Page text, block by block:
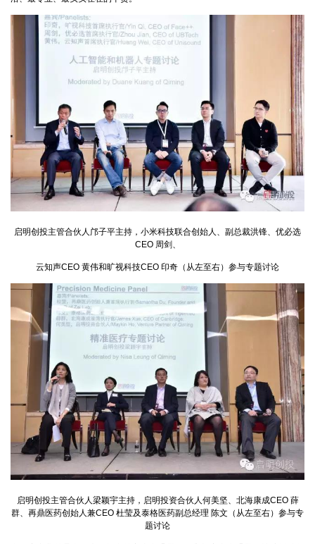
启明创投主管合伙人邝子平主持，小米科技联合创始人、副总裁洪锋、优必选
CEO 周剑、
云知声CEO 黄伟和旷视科技CEO 印奇（从左至右）参与专题讨论
启明创投主管合伙人梁颖宇主持，启明投资合伙人何美坚、北海康成CEO 薛
群、再鼎医药创始人兼CEO 杜莹及泰格医药副总经理 陈文（从左至右）参与专
题讨论